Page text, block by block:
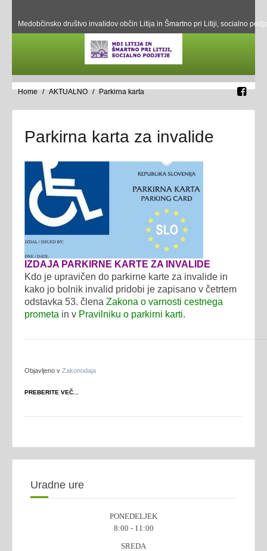
Medobčinsko društvo invalidov občin Litija in Šmartno pri Litiji, socialno
Home AKTUALNO Parkirna karta
Parkirna karta za invalide
IZDAJA PARKIRNE KARTE ZA INVALIDE
Kdo je upravičen do parkirne karte za invalide in
kako jo bolnik invalid pridobi je zapisano v četrtem
odstavka 53. člena Zakona o varnosti cestnega
prometa in v Pravilniku o parkirni karti.
Objavljeno v Zakonodaja
PREBERITE VEČ...
Uradne ure
PONEDELJEK
8:00 - 11:00
SREDA